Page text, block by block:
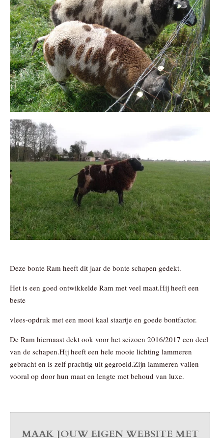
Deze bonte Ram heeft dit jaar de bonte schapen gedekt.
Het is een goed ontwikkelde Ram met veel maat.Hij heeft een
beste
vlees-opdruk met een mooi kaal staartje en goede bontfactor.
De Ram hiernaast dekt ook voor het seizoen 2016/2017 een deel
van de schapen.Hij heeft een hele mooie lichting lammeren
gebracht en is zelf prachtig uit gegroeid.Zijn lammeren vallen
vooral op door hun maat en lengte met behoud van luxe.
MAAK JOUW EIGEN WEBSITE MET